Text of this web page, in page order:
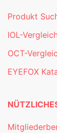
Produkt
IOL-
OCT-
EYEFOX